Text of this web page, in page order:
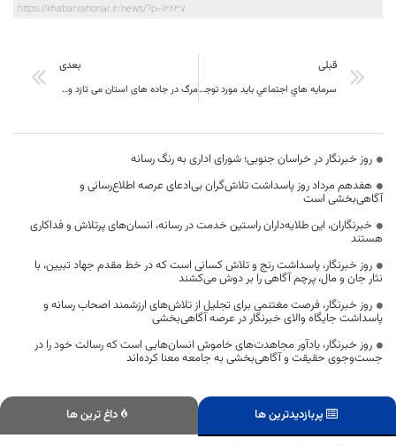
https://khabarvahonar.ir/news/?p=12837
قبلی
سرمايه هاي اجتماعي بايد مورد توجه جدي قرار گيرند
بعدی
مرگ در جاده های استان می تازد و نمایندگانی که در سکوتند
روز خبرنگار در خراسان جنوبی؛ شورای اداری به رنگ رسانه
هفدهم مرداد روز پاسداشت تلاش‌گران بی‌ادعای عرصه اطلاع‌رسانی و
آگاهی‌بخشی است
خبرنگاران، این طلایه‌داران راستین خدمت در رسانه، انسان‌های پرتلاش و فداکاری
هستند
روز خبرنگار، پاسداشت رنج و تلاش کسانی است که در خط مقدم جهاد تبیین، با
نثار جان و مال، پرچم آگاهی را بر دوش می‌کشند
روز خبرنگار، فرصت مغتنمی برای تجلیل از تلاش‌های ارزشمند اصحاب رسانه و
پاسداشت جایگاه والای خبرنگار در عرصه آگاهی‌بخشی
روز خبرنگار، یادآور مجاهدت‌های خاموش انسان‌هایی است که رسالت خود را در
جست‌وجوی حقیقت و آگاهی‌بخشی به جامعه معنا کرده‌اند
پربازدیدترین ها داغ ترین ها